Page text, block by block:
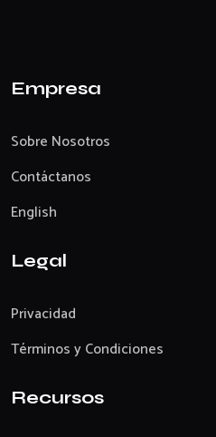
Empresa
Sobre Nosotros
Contáctanos
English
Legal
Privacidad
Términos y Condiciones
Recursos